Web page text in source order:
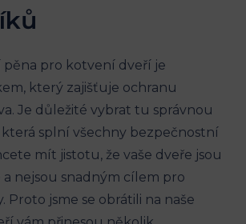
pěna pro kotvení dveří je
který zajišťuje ochranu
Je důležité vybrat tu správnou
která splní všechny bezpečnostní
mít jistotu, že vaše dveře jsou
a nejsou snadným cílem pro
Proto jsme se obrátili na naše